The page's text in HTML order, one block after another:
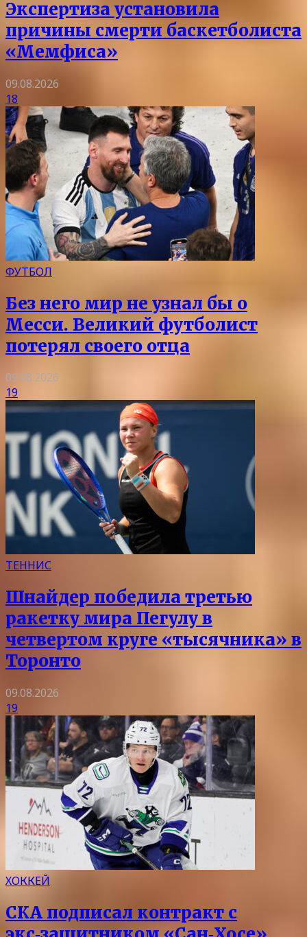
Экспертиза установила
причины смерти баскетболиста
«Мемфиса»
09.08.2026
18
ФУТБОЛ
Без него мир не узнал бы о
Месси. Великий футболист
потерял своего отца
09.08.2026
19
ТЕННИС
Шнайдер победила третью
ракетку мира Пегулу в
четвертом круге «тысячника» в
Торонто
09.08.2026
19
ХОККЕЙ
СКА подписал контракт с